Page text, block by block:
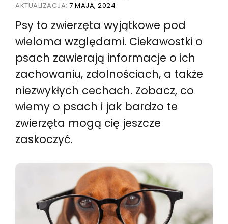
AKTUALIZACJA: 7 MAJA, 2024
Psy to zwierzęta wyjątkowe pod
wieloma względami. Ciekawostki o
psach zawierają informacje o ich
zachowaniu, zdolnościach, a także
niezwykłych cechach. Zobacz, co
wiemy o psach i jak bardzo te
zwierzęta mogą cię jeszcze
zaskoczyć.